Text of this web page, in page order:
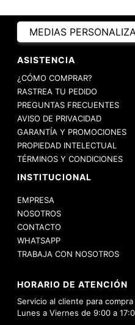
MEDIAS
ASISTENCIA
¿CÓMO COMPRAR?
RASTREA TU PEDIDO
PREGUNTAS FRECUENTES
AVISO DE PRIVACIDAD
GARANTÍA Y PROMOCIONES
PROPIEDAD INTELECTUAL
TÉRMINOS Y CONDICIONES
INSTITUCIONAL
EMPRESA
NOSOTROS
CONTACTO
WHATSAPP
TRABAJA CON NOSOTROS
HORARIO DE ATENCIÓN
Servicio al cliente para
Lunes a Viernes de 9:00 a